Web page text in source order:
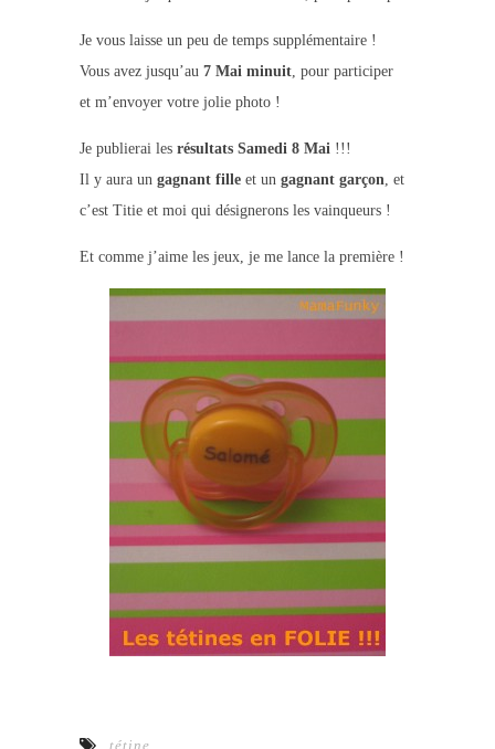
Je vous laisse un peu de temps supplémentaire !
Vous avez jusqu’au 7 Mai minuit, pour participer
et m’envoyer votre jolie photo !
Je publierai les résultats Samedi 8 Mai !!!
Il y aura un gagnant filleet un gagnant garçon , et
c’est Titie et moi qui désignerons les vainqueurs !
Et comme j’aime les jeux, je me lance la première !
tétine